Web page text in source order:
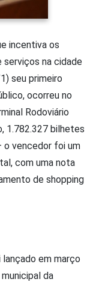
incentiva os
serviços na cidade
seu primeiro
ocorreu no
Rodoviário
1.782.327 bilhetes
o vencedor foi um
com uma nota
de shopping
lançado em março
da